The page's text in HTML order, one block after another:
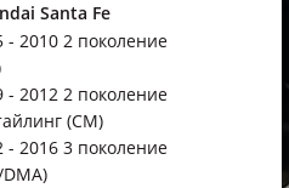
Santa Fe
- 2010 2 поколение
- 2012 2 поколение
(CM)
- 2016 3 поколение